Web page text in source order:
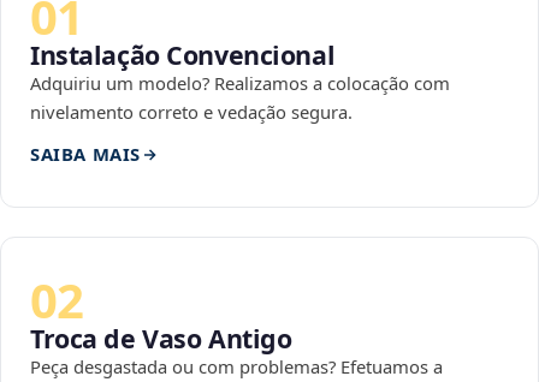
01
Instalação Convencional
Adquiriu um modelo? Realizamos a colocação com
nivelamento correto e vedação segura.
SAIBA MAIS
02
Troca de Vaso Antigo
Peça desgastada ou com problemas? Efetuamos a